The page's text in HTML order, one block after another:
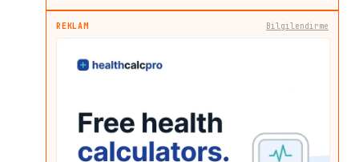
REKLAM Bilgilendirme